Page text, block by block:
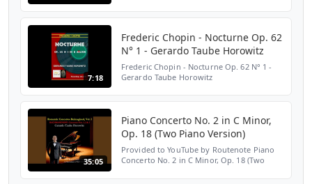
7:18
Frederic Chopin - Nocturne Op. 62
N° 1 - Gerardo Taube Horowitz
Frederic Chopin - Nocturne Op. 62 N° 1 -
Gerardo Taube Horowitz
35:05
Piano Concerto No. 2 in C Minor,
Op. 18 (Two Piano Version)
Provided to YouTube by Routenote Piano
Concerto No. 2 in C Minor, Op. 18 (Two